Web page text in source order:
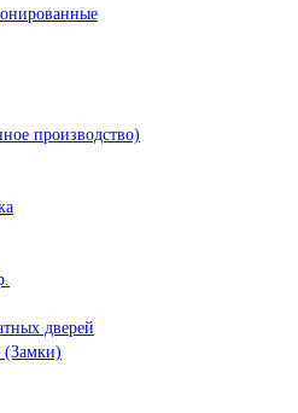
производство)
дверей
(Замки)